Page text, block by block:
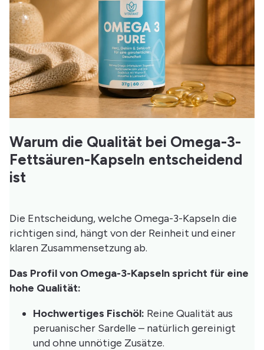
Warum die Qualität bei Omega-3-
Fettsäuren-Kapseln entscheidend
ist
Die Entscheidung, welche Omega-3-Kapseln die
richtigen sind, hängt von der Reinheit und einer
klaren Zusammensetzung ab.
Das Profil von Omega-3-Kapseln spricht für eine
hohe Qualität:
Hochwertiges Fischöl: Reine Qualität aus
peruanischer Sardelle – natürlich gereinigt
und ohne unnötige Zusätze.